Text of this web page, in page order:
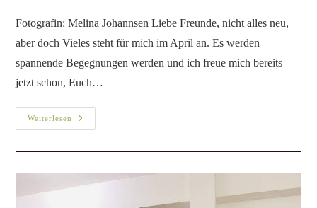
Fotografin: Melina Johannsen Liebe Freunde, nicht alles neu,
aber doch Vieles steht für mich im April an. Es werden
spannende Begegnungen werden und ich freue mich bereits
jetzt schon, Euch…
Weiterlesen